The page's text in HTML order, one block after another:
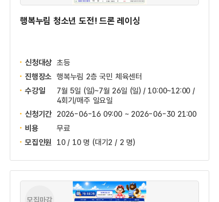
행복누림 청소년 도전! 드론 레이싱
신청대상 초등
진행장소 행복누림 2층 국민 체육센터
수강일
7월 5일 (일)~7월 26일 (일) / 10:00~12:00 /
4회기/매주 일요일
신청기간 2026-06-16 09:00 ~ 2026-06-30 21:00
비용
무료
모집인원
10 / 10 명 (대기2 / 2 명)
모집마감